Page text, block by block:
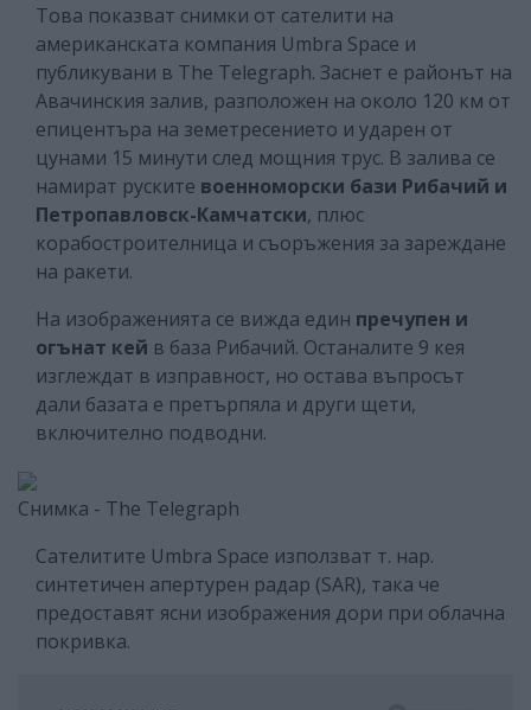
Това показват снимки от сателити на
американската компания Umbra Space и
публикувани в The Telegraph. Заснет е районът на
Авачинския залив, разположен на около 120 км от
епицентъра на земетресението и ударен от
цунами 15 минути след мощния трус. В залива се
намират руските военноморски бази Рибачий и
Петропавловск-Камчатски, плюс
корабостроителница и съоръжения за зареждане
на ракети.
На изображенията се вижда един пречупен и
огънат кей в база Рибачий. Останалите 9 кея
изглеждат в изправност, но остава въпросът
дали базата е претърпяла и други щети,
включително подводни.
Снимка - The Telegraph
Сателитите Umbra Space използват т. нар.
синтетичен апертурен радар (SAR), така че
предоставят ясни изображения дори при облачна
покривка.